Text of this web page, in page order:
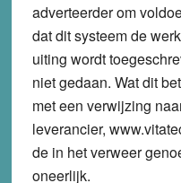
adverteerder om
dat dit systeem de
uiting wordt
niet gedaan. Wat dit
met een verwijzing
leverancier,
de in het verweer
oneerlijk.